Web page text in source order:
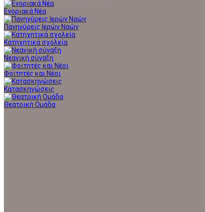
Ενοριακά Νέα
Πανηγύρεις Ιερών Ναών
Κατηχητικά σχολεία
Νεανική σύναξη
Φοιτητές και Νέοι
Κατασκηνώσεις
Θεατρική Ομάδα